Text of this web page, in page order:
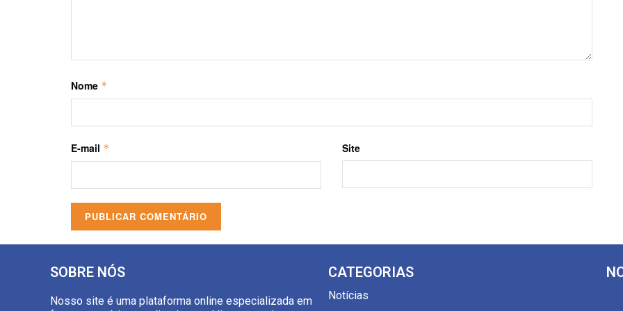
Nome *
E-mail * Site
SOBRE NÓS
Nosso site é uma plataforma online especializada em
CATEGORIAS
Notícias